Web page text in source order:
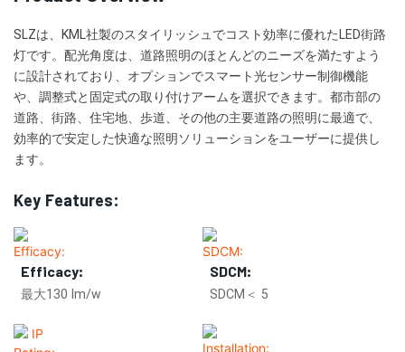
SLZは、KML社製のスタイリッシュでコスト効率に優れたLED街路
灯です。配光角度は、道路照明のほとんどのニーズを満たすよう
に設計されており、オプションでスマート光センサー制御機能
や、調整式と固定式の取り付けアームを選択できます。都市部の
道路、街路、住宅地、歩道、その他の主要道路の照明に最適で、
効率的で安定した快適な照明ソリューションをユーザーに提供し
ます。
Key Features:
Efficacy:
最大130 lm/w
SDCM:
SDCM＜ 5